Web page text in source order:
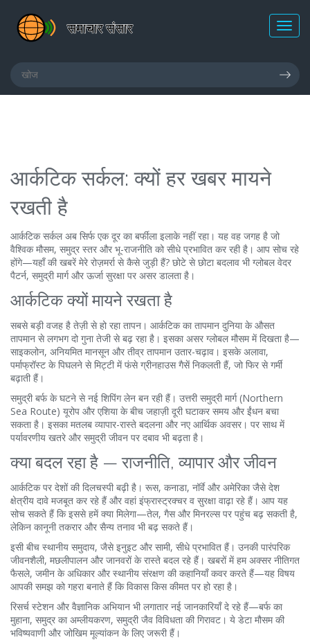
आर्कटिक सर्कल: क्यों हर खबर मायने
रखती है
आर्कटिक सर्कल अब सिर्फ एक दूर का बर्फीला इलाके नहीं रहा। यह वह जगह है जो
वैश्विक मौसम, समुद्र स्तर और भू-राजनीति को सीधे प्रभावित कर रही है। आप सोच रहे
होंगे—यहाँ की खबरें मेरे रोज़मर्रा से कैसे जुड़ी हैं? छोटे से छोटा बदलाव भी ग्लोबल वेदर
पैटर्न, समुद्री मार्ग और ऊर्जा सुरक्षा पर असर डालता है।
आर्कटिक क्यों मायने रखता है
सबसे बड़ी वजह है तेज़ी से हो रहा तापन। आर्कटिक का तापमान दुनिया के औसत
तापमान से लगभग दो गुना तेजी से बढ़ रहा है। इसका असर ग्लोबल मौसम में दिखता है—
साइकलोन, अनियमित मानसून और तीव्र तापमान उतार-चढ़ाव। इसके अलावा,
पर्माफ्रॉस्ट के पिघलने से मिट्टी में फंसे ग्रीनहाउस गैसें निकलती हैं, जो फिर से गर्मी
बढ़ाती हैं।
समुद्री बर्फ के घटने से नई शिपिंग लेन बन रही हैं। उत्तरी समुद्री मार्ग (Northern
Sea Route) यूरोप और एशिया के बीच जहाज़ी दूरी घटाकर समय और ईंधन बचा
सकता है। इसका मतलब व्यापार-रास्ते बदलना और नए आर्थिक अवसर। पर साथ में
पर्यावरणीय खतरे और समुद्री जीवन पर दबाव भी बढ़ता है।
क्या बदल रहा है — राजनीति, व्यापार और जीवन
आर्कटिक पर देशों की दिलचस्पी बढ़ी है। रूस, कनाडा, नॉर्वे और अमेरिका जैसे देश
क्षेत्रीय दावे मजबूत कर रहे हैं और वहां इंफ्रास्ट्रक्चर व सुरक्षा वाढ़ा रहे हैं। आप यह
सोच सकते हैं कि इससे हमें क्या मिलेगा—तेल, गैस और मिनरल्स पर पहुंच बढ़ सकती है,
लेकिन कानूनी तकरार और सैन्य तनाव भी बढ़ सकते हैं।
इसी बीच स्थानीय समुदाय, जैसे इनुइट और सामी, सीधे प्रभावित हैं। उनकी पारंपरिक
जीवनशैली, मछलीपालन और जानवरों के रास्ते बदल रहे हैं। खबरों में हम अक्सर नीतिगत
फैसले, जमीन के अधिकार और स्थानीय संरक्षण की कहानियाँ कवर करते हैं—यह विषय
आपकी समझ को गहरा बनाते हैं कि विकास किस कीमत पर हो रहा है।
रिसर्च स्टेशन और वैज्ञानिक अभियान भी लगातार नई जानकारियाँ दे रहे हैं—बर्फ का
मुहाना, समुद्र का अम्लीयकरण, समुद्री जैव विविधता की गिरावट। ये डेटा मौसम की
भविष्यवाणी और जोखिम मूल्यांकन के लिए जरूरी हैं।